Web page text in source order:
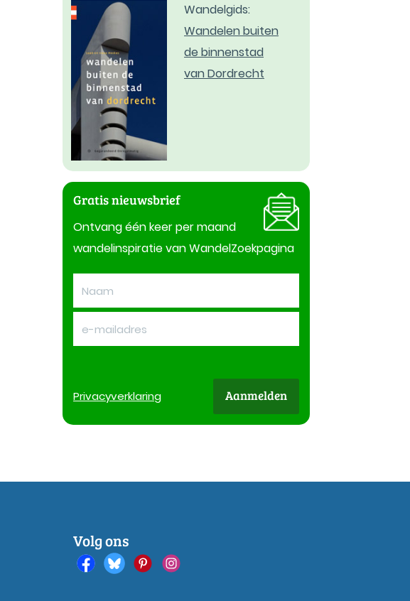
Wandelgids:
Wandelen buiten
de binnenstad
van Dordrecht
Gratis nieuwsbrief
Ontvang één keer per maand
wandelinspiratie van WandelZoekpagina
Privacyverklaring Aanmelden
Volg ons